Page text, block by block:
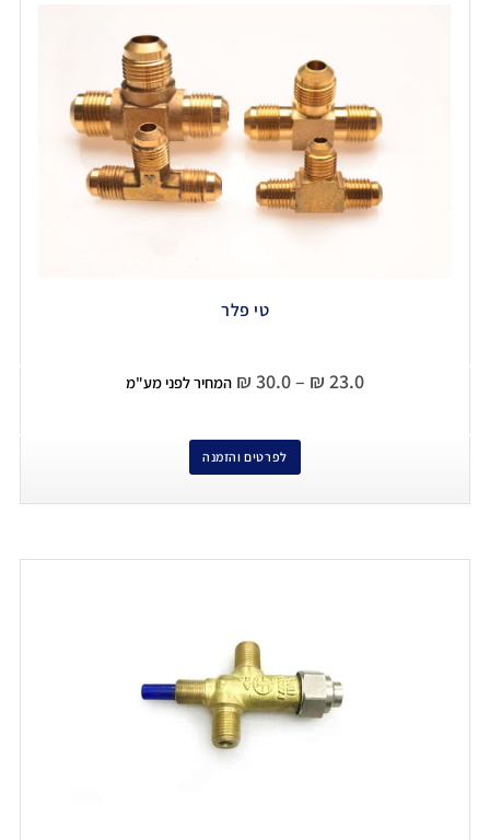
טי פלר
₪ 23.0
–
₪ 30.0 המחיר לפני מע"מ
לפרטים והזמנה